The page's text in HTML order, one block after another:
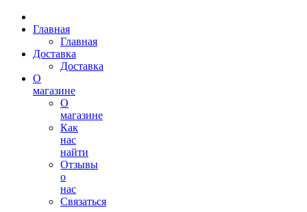
Главная
Главная
Доставка
Доставка
О
магазине
О
магазине
Как
нас
найти
Отзывы
о
нас
Связаться